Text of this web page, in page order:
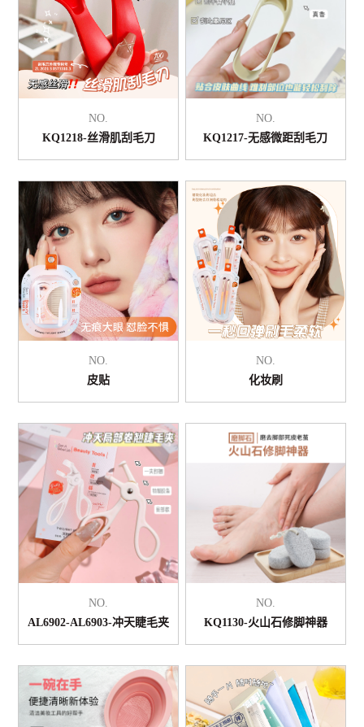
NO.
KQ1218-丝滑肌刮毛刀
NO.
KQ1217-无感微距刮毛刀
NO.
皮贴
NO.
化妆刷
NO.
AL6902-AL6903-冲天睫毛夹
NO.
KQ1130-火山石修脚神器